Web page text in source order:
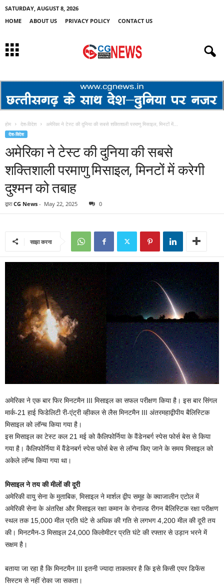
SATURDAY, AUGUST 8, 2026
HOME
ABOUT US PRIVACY POLICY CONTACT US
होम देश-विदेश अमेरिका ने टेस्ट की दुनिया की सबसे शक्तिशाली परमाणु मिसाइल, मिनटों में...
देश-विदेश
अमेरिका ने टेस्ट की दुनिया की सबसे
शक्तिशाली परमाणु मिसाइल, मिनटों में करेगी
दुश्मन को तबाह
द्वारा CG News - May 22, 2025 0
साझा करना
अमेरिका ने एक बार फिर मिनटमैन III मिसाइल का सफल परीक्षण किया है। इस बार सिंगल
मार्क-21 हाई फिडेलिटी री-एंट्री व्हीकल से लैस मिनटमैन III अंतरमहाद्वीपीय बैलिस्टिक
मिसाइल को लॉन्च किया गया है।
इस मिसाइल का टेस्ट कल 21 मई को कैलिफोर्निया के वैंडेनबर्ग स्पेस फोर्स बेस से किया
गया है। कैलिफोर्निया में वैंडेनबर्ग स्पेस फोर्स बेस से लॉन्च किए जाने के समय मिसाइल को
अकेले लॉन्च किया गया था।
मिसाइल ने तय की मीलों की दूरी
अमेरिकी वायु सेना के मुताबिक, मिसाइल ने मार्शल द्वीप समूह के क्वाजालीन एटोल में
अमेरिकी सेना के अंतरिक्ष और मिसाइल रक्षा कमान के रोनाल्ड रीगन बैलिस्टिक रक्षा परीक्षण
स्थल तक 15,000 मील प्रति घंटे से अधिक की गति से लगभग 4,200 मील की दूरी तय
की। मिनटमैन-3 मिसाइल 24,000 किलोमीटर प्रति घंटे की रफ्तार से उड़ान भरने में
सक्षम है।
बताया जा रहा है कि मिनटमैन III इतनी ज्यादा ताकतवर है कि इसे किसी एयर डिफेंस
सिस्टम से नहीं रोका जा सकता।